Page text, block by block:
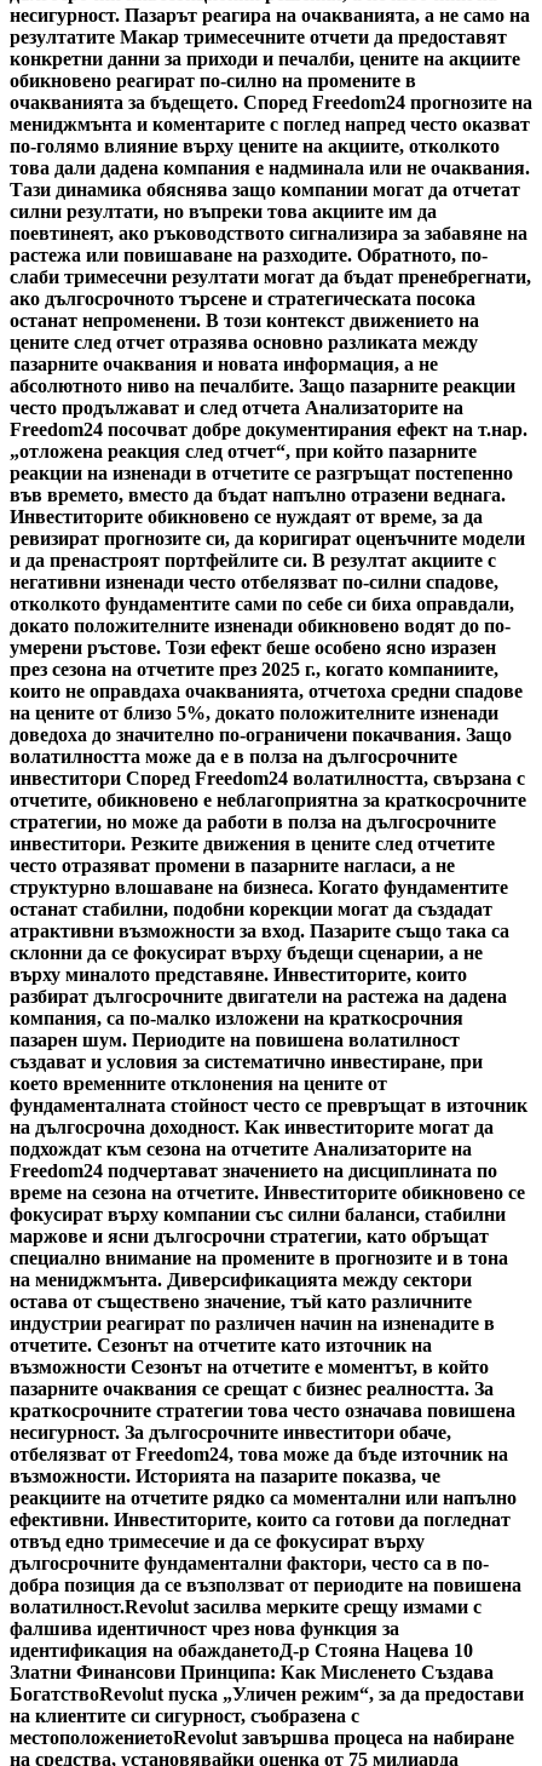
несигурност. Пазарът реагира на очакванията, а не само на
резултатите Макар тримесечните отчети да предоставят
конкретни данни за приходи и печалби, цените на акциите
обикновено реагират по-силно на промените в
очакванията за бъдещето. Според Freedom24 прогнозите на
мениджмънта и коментарите с поглед напред често оказват
по-голямо влияние върху цените на акциите, отколкото
това дали дадена компания е надминала или не очаквания.
Тази динамика обяснява защо компании могат да отчетат
силни резултати, но въпреки това акциите им да
поевтинеят, ако ръководството сигнализира за забавяне на
растежа или повишаване на разходите. Обратното, по-
слаби тримесечни резултати могат да бъдат пренебрегнати,
ако дългосрочното търсене и стратегическата посока
останат непроменени. В този контекст движението на
цените след отчет отразява основно разликата между
пазарните очаквания и новата информация, а не
абсолютното ниво на печалбите. Защо пазарните реакции
често продължават и след отчета Анализаторите на
Freedom24 посочват добре документирания ефект на т.нар.
„отложена реакция след отчет“, при който пазарните
реакции на изненади в отчетите се разгръщат постепенно
във времето, вместо да бъдат напълно отразени веднага.
Инвеститорите обикновено се нуждаят от време, за да
ревизират прогнозите си, да коригират оценъчните модели
и да пренастроят портфейлите си. В резултат акциите с
негативни изненади често отбелязват по-силни спадове,
отколкото фундаментите сами по себе си биха оправдали,
докато положителните изненади обикновено водят до по-
умерени ръстове. Този ефект беше особено ясно изразен
през сезона на отчетите през 2025 г., когато компаниите,
които не оправдаха очакванията, отчетоха средни спадове
на цените от близо 5%, докато положителните изненади
доведоха до значително по-ограничени покачвания. Защо
волатилността може да е в полза на дългосрочните
инвеститори Според Freedom24 волатилността, свързана с
отчетите, обикновено е неблагоприятна за краткосрочните
стратегии, но може да работи в полза на дългосрочните
инвеститори. Резките движения в цените след отчетите
често отразяват промени в пазарните нагласи, а не
структурно влошаване на бизнеса. Когато фундаментите
останат стабилни, подобни корекции могат да създадат
атрактивни възможности за вход. Пазарите също така са
склонни да се фокусират върху бъдещи сценарии, а не
върху миналото представяне. Инвеститорите, които
разбират дългосрочните двигатели на растежа на дадена
компания, са по-малко изложени на краткосрочния
пазарен шум. Периодите на повишена волатилност
създават и условия за систематично инвестиране, при
което временните отклонения на цените от
фундаменталната стойност често се превръщат в източник
на дългосрочна доходност. Как инвеститорите могат да
подхождат към сезона на отчетите Анализаторите на
Freedom24 подчертават значението на дисциплината по
време на сезона на отчетите. Инвеститорите обикновено се
фокусират върху компании със силни баланси, стабилни
маржове и ясни дългосрочни стратегии, като обръщат
специално внимание на промените в прогнозите и в тона
на мениджмънта. Диверсификацията между сектори
остава от съществено значение, тъй като различните
индустрии реагират по различен начин на изненадите в
отчетите. Сезонът на отчетите като източник на
възможности Сезонът на отчетите е моментът, в който
пазарните очаквания се срещат с бизнес реалността. За
краткосрочните стратегии това често означава повишена
несигурност. За дългосрочните инвеститори обаче,
отбелязват от Freedom24, това може да бъде източник на
възможности. Историята на пазарите показва, че
реакциите на отчетите рядко са моментални или напълно
ефективни. Инвеститорите, които са готови да погледнат
отвъд едно тримесечие и да се фокусират върху
дългосрочните фундаментални фактори, често са в по-
добра позиция да се възползват от периодите на повишена
волатилност.Revolut засилва мерките срещу измами с
фалшива идентичност чрез нова функция за
идентификация на обажданетоД-р Стояна Нацева 10
Златни Финансови Принципа: Как Мисленето Създава
БогатствоRevolut пуска „Уличен режим“, за да предостави
на клиентите си сигурност, съобразена с
местоположениетоRevolut завършва процеса на набиране
на средства, установявайки оценка от 75 милиарда